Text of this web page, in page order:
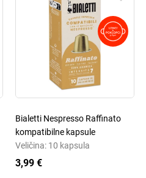
Bialetti Nespresso Raffinato
kompatibilne kapsule
Veličina: 10 kapsula
3,99 €